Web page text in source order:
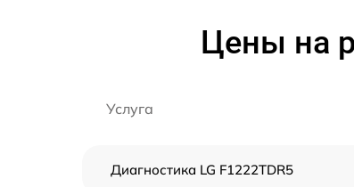
Цены на
Услуга
Диагностика LG F1222TDR5